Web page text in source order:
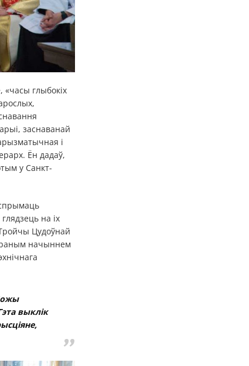
«часы глыбокіх
заснаванай
і
Ён дадаў,
у Санкт-
на іх
Цудоўнай
начыннем
выклік